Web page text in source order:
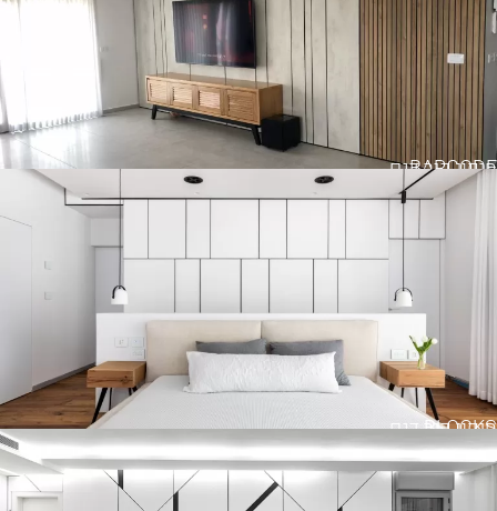
חיפוי קיר דגם
BARCODE
חיפוי קיר דגם
BLOCKS